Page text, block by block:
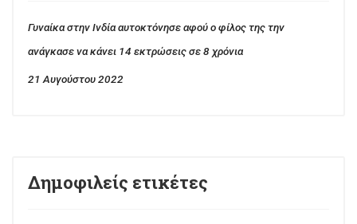
Γυναίκα στην Ινδία αυτοκτόνησε αφού ο φίλος της την
ανάγκασε να κάνει 14 εκτρώσεις σε 8 χρόνια
21 Αυγούστου 2022
Δημοφιλείς ετικέτες